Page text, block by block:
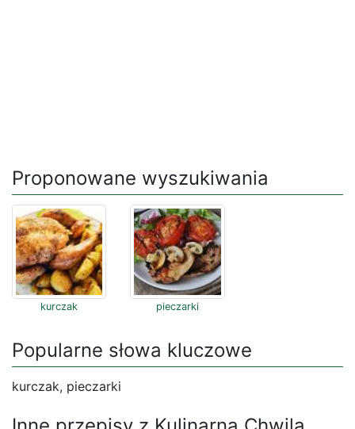
Proponowane wyszukiwania
kurczak pieczarki
Popularne słowa kluczowe
kurczak, pieczarki